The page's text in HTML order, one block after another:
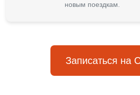
новым поездкам.
Записаться на